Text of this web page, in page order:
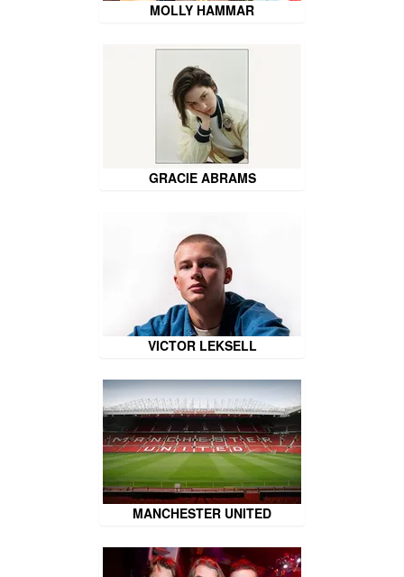
MOLLY HAMMAR
GRACIE ABRAMS
VICTOR LEKSELL
MANCHESTER UNITED